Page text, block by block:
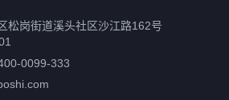
松岗街道溪头社区沙江路162号
0099-333